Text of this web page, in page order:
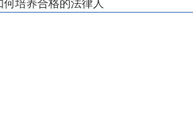
何培养合格的法律人